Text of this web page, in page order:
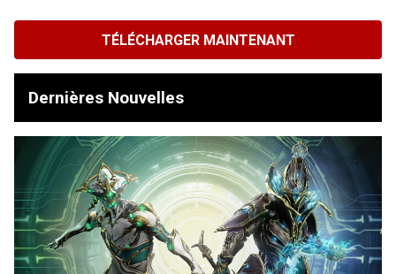
TÉLÉCHARGER MAINTENANT
Dernières Nouvelles